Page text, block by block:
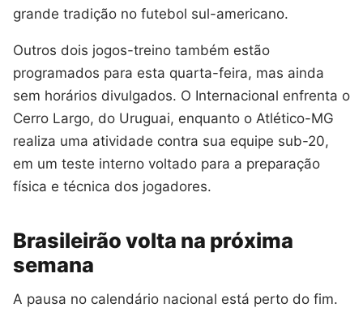
grande tradição no futebol sul-americano.
Outros dois jogos-treino também estão
programados para esta quarta-feira, mas ainda
sem horários divulgados. O Internacional enfrenta o
Cerro Largo, do Uruguai, enquanto o Atlético-MG
realiza uma atividade contra sua equipe sub-20,
em um teste interno voltado para a preparação
física e técnica dos jogadores.
Brasileirão volta na próxima
semana
A pausa no calendário nacional está perto do fim.